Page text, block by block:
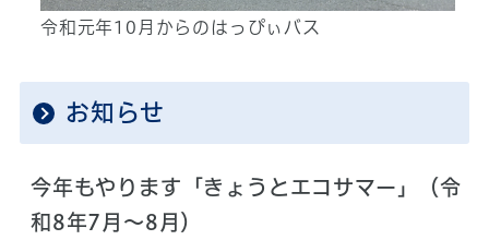
令和元年10月からのはっぴぃバス
お知らせ
今年もやります「きょうとエコサマー」（令
和8年7月〜8月）